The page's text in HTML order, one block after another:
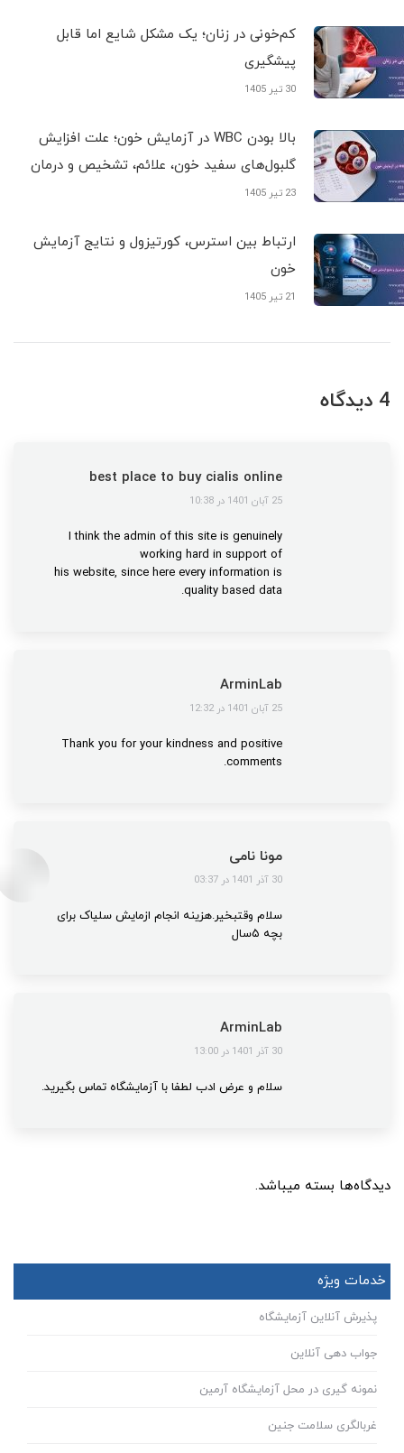
کم‌خونی در زنان؛ یک مشکل شایع اما قابل
پیشگیری
30 تیر 1405
بالا بودن WBC در آزمایش خون؛ علت افزایش
گلبول‌های سفید خون، علائم، تشخیص و درمان
23 تیر 1405
ارتباط بین استرس، کورتیزول و نتایج آزمایش
خون
21 تیر 1405
4 دیدگاه
best place to buy cialis online
گفت:
25 آبان 1401 در 10:38
I think the admin of this site is genuinely
working hard in support of
his website, since here every information is
quality based data.
ArminLab
گفت:
25 آبان 1401 در 12:32
Thank you for your kindness and positive
comments.
مونا نامی
گفت:
30 آذر 1401 در 03:37
سلام وقتبخیر.هزینه انجام ازمایش سلیاک برای
بچه ۵سال
ArminLab
گفت:
30 آذر 1401 در 13:00
سلام و عرض ادب لطفا با آزمایشگاه تماس بگیرید.
دیدگاه‌ها بسته میباشد.
خدمات ویژه
پذیرش آنلاین آزمایشگاه
جواب دهی آنلاین
نمونه گیری در محل آزمایشگاه آرمین
غربالگری سلامت جنین